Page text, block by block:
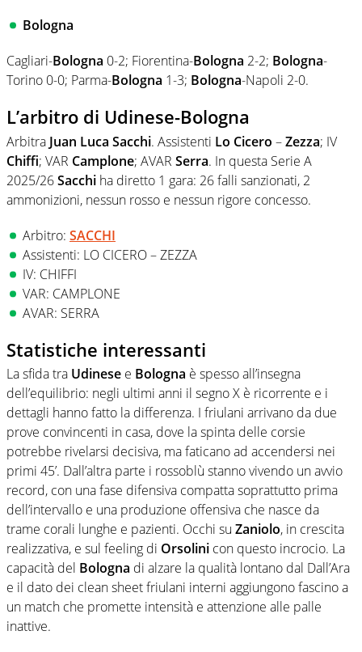
Bologna
Cagliari-Bologna 0-2; Fiorentina-Bologna 2-2; Bologna-
Torino 0-0; Parma-Bologna 1-3; Bologna-Napoli 2-0.
L’arbitro di Udinese-Bologna
Arbitra Juan Luca Sacchi. Assistenti Lo Cicero –Zezza; IV
Chiffi; VAR Camplone; AVAR Serra. In questa Serie A
2025/26Sacchi ha diretto 1 gara: 26 falli sanzionati, 2
ammonizioni, nessun rosso e nessun rigore concesso.
Arbitro: SACCHI
Assistenti: LO CICERO – ZEZZA
IV: CHIFFI
VAR: CAMPLONE
AVAR: SERRA
Statistiche interessanti
La sfida tra Udinese e Bologna è spesso all’insegna
dell’equilibrio: negli ultimi anni il segno X è ricorrente e i
dettagli hanno fatto la differenza. I friulani arrivano da due
prove convincenti in casa, dove la spinta delle corsie
potrebbe rivelarsi decisiva, ma faticano ad accendersi nei
primi 45’. Dall’altra parte i rossoblù stanno vivendo un avvio
record, con una fase difensiva compatta soprattutto prima
dell’intervallo e una produzione offensiva che nasce da
trame corali lunghe e pazienti. Occhi su Zaniolo, in crescita
realizzativa, e sul feeling di Orsolini con questo incrocio. La
capacità del Bologna di alzare la qualità lontano dal Dall’Ara
e il dato dei clean sheet friulani interni aggiungono fascino a
un match che promette intensità e attenzione alle palle
inattive.